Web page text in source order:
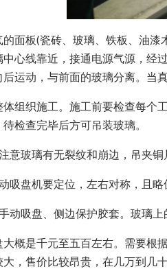
面板(瓷砖、玻璃、铁板、油
心线靠近，接通电源气源，经
运动，与前面的玻璃分离。当
组织施工。施工前要检查每个
检查完毕后方可吊装玻璃。
意玻璃有无裂纹和崩边，吊夹
吸盘机要定位，左右对称，且
动吸盘、侧边保护胶套。玻璃
概是千元至五百左右。需要根
，售价比较昂贵，在几万到几十